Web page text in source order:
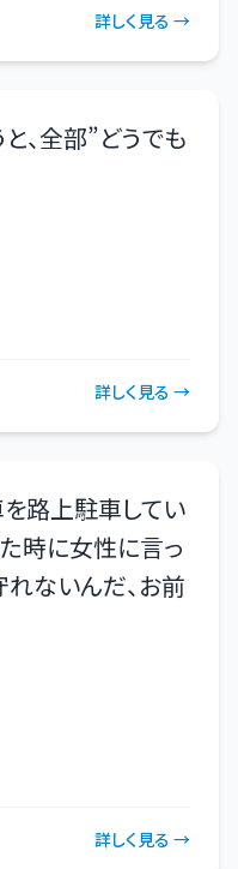
詳しく見る →
、全部”どうでも
詳しく見る →
を路上駐車してい
時に女性に言っ
れないんだ、お前
詳しく見る →